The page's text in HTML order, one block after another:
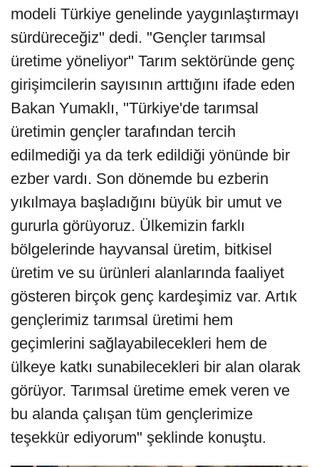
modeli Türkiye genelinde yaygınlaştırmayı
sürdüreceğiz" dedi. "Gençler tarımsal
üretime yöneliyor" Tarım sektöründe genç
girişimcilerin sayısının arttığını ifade eden
Bakan Yumaklı, "Türkiye'de tarımsal
üretimin gençler tarafından tercih
edilmediği ya da terk edildiği yönünde bir
ezber vardı. Son dönemde bu ezberin
yıkılmaya başladığını büyük bir umut ve
gururla görüyoruz. Ülkemizin farklı
bölgelerinde hayvansal üretim, bitkisel
üretim ve su ürünleri alanlarında faaliyet
gösteren birçok genç kardeşimiz var. Artık
gençlerimiz tarımsal üretimi hem
geçimlerini sağlayabilecekleri hem de
ülkeye katkı sunabilecekleri bir alan olarak
görüyor. Tarımsal üretime emek veren ve
bu alanda çalışan tüm gençlerimize
teşekkür ediyorum" şeklinde konuştu.